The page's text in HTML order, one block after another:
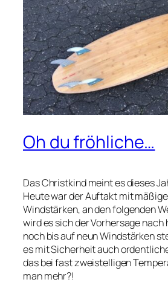
Oh du fröhliche…
Das Christkind meint es dieses
Heute war der Auftakt mit
Windstärken, an den folgenden
wird es sich der Vorhersage nach
noch bis auf neun Windstärken
es mit Sicherheit auch
das bei fast zweistelligen
man mehr?!